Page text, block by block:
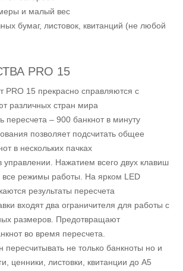
и малый вес
бумаг, листовок, квитанций (не любой
PRO 15
PRO 15 прекрасно справляются с
различных стран мира
пересчета – 900 банкнот в минуту
позволяет подсчитать общее
в нескольких пачках
управлении. Нажатием всего двух клавиш
все режимы работы. На ярком LED
результаты пересчета
входят два ограничителя для работы с
размеров. Предотвращают
во время пересчета.
пересчитывать не только банкноты но и
ценники, листовки, квитанции до А5